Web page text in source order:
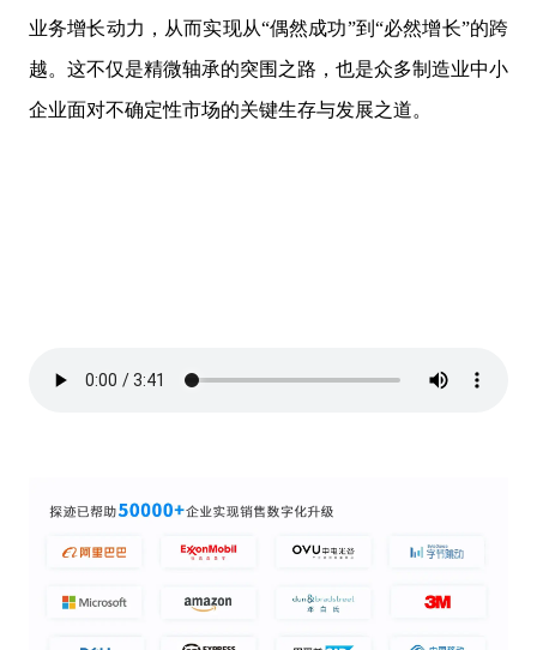
业务增长动力，从而实现从“偶然成功”到“必然增长”的跨
越。这不仅是精微轴承的突围之路，也是众多制造业中小
企业面对不确定性市场的关键生存与发展之道。